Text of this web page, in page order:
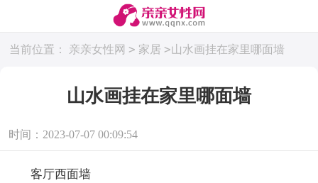
当前位置： 亲亲女性网 > 家居 >山水画挂在家里哪面墙
山水画挂在家里哪面墙
时间：2023-07-07 00:09:54
客厅西面墙